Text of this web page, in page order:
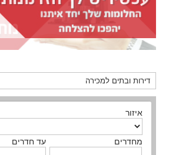
איזור
מחדרים עד חדרים